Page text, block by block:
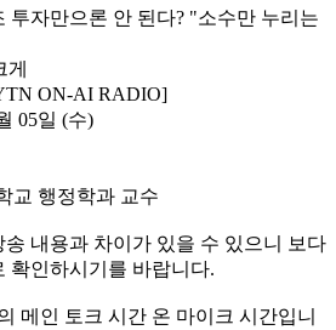
투자만으론 안 된다? "소수만 누리는
게
ON-AI RADIO]
05일 (수)
교 행정학과 교수
내용과 차이가 있을 수 있으니 보다
확인하시기를 바랍니다.
메인 토크 시간 온 마이크 시간입니